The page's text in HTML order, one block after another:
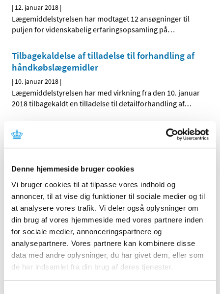
Denne hjemmeside bruger cookies
Vi bruger cookies til at tilpasse vores indhold og
annoncer, til at vise dig funktioner til sociale medier og til
at analysere vores trafik. Vi deler også oplysninger om
din brug af vores hjemmeside med vores partnere inden
for sociale medier, annonceringspartnere og
analysepartnere. Vores partnere kan kombinere disse
data med andre oplysninger, du har givet dem, eller som
de har indsamlet fra din brug af deres tjenester.
| 12. januar 2018 |
Lægemiddelstyrelsen har modtaget 12 ansøgninger til
puljen for videnskabelig erfaringsopsamling på…
Tilbagekaldelse af tilladelse til forhandling af
håndkøbslægemidler
| 10. januar 2018 |
Lægemiddelstyrelsen har med virkning fra den 10. januar
2018 tilbagekaldt en tilladelse til detailforhandling af…
Tjekkisk engrosforhandler lever ikke op til god
distributionspraksis for lægemidler
De tjekkiske sundhedsmyndigheder udstedte den 2.
Lægemiddelstyrelsens vurdering af nyt studie
om brug af ibuprofen og risiko for ændring af
hormonbalancen hos mænd
|9. januar 2018|
Et nyt dansk-fransk studie, Ibuprofen alters human
testicular physiology to produce a state of…